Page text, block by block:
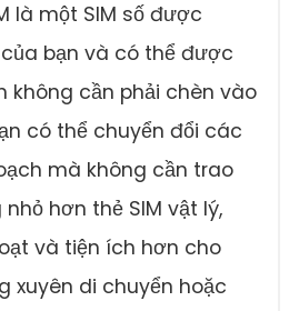
là một SIM số được
bạn và có thể được
không cần phải chèn vào
có thể chuyển đổi các
mà không cần trao
hơn thẻ SIM vật lý,
và tiện ích hơn cho
xuyên di chuyển hoặc